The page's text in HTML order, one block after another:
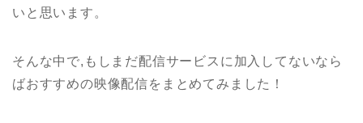
いと思います。
そんな中で,もしまだ配信サービスに加入してないなら
ばおすすめの映像配信をまとめてみました！